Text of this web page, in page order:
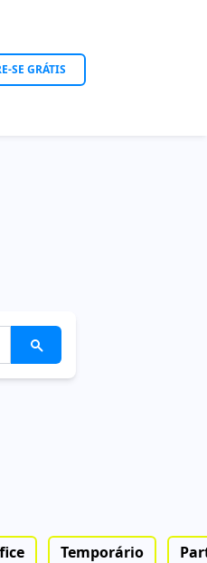
SE GRÁTIS
Temporário